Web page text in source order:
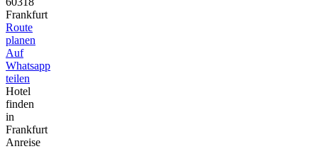
Frankfurt
Route
planen
Auf
Whatsapp
teilen
Hotel
finden
in
Frankfurt
Anreise